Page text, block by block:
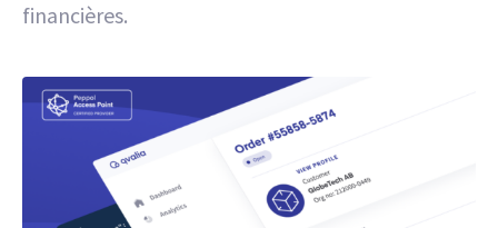
financières.